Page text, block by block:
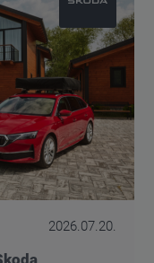
2026.07.20.